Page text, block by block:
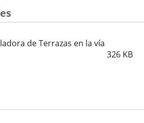
de Terrazas en la vía
326 KB